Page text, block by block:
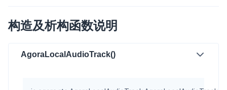
实时消息
构造及析构函数说明
AgoraLocalAudioTrack()